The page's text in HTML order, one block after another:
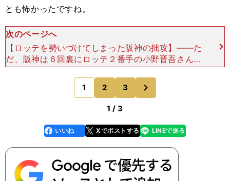
とも怖かったですね。
次のページへ
【ロッテを勢いづけてしまった阪神の拙攻】――た
だ、阪神は６回裏にロッテ２番手の小野晋吾さんを
攻め、今岡真訪さん（当時の登録名は今岡誠）と代
打の桧山進次郎さんのタイムリーで１点差まで詰め
寄りました。こ
1 2 3
1 / 3
faceboo
k
いいね Xでポストする
line LINEで送る